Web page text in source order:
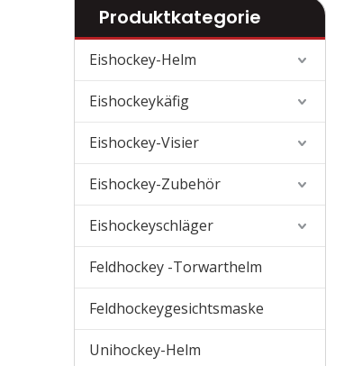
Produktkategorie
Eishockey-Helm
Eishockeykäfig
Eishockey-Visier
Eishockey-Zubehör
Eishockeyschläger
Feldhockey -Torwarthelm
Feldhockeygesichtsmaske
Unihockey-Helm